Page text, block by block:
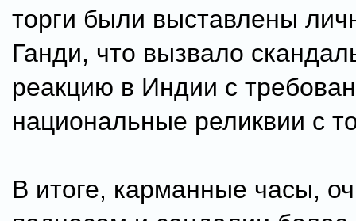
торги были выставлены
Ганди, что вызвало
реакцию в Индии с
национальные реликвии с
В итоге, карманные часы,